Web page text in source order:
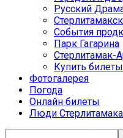
Русский
События
Парк Гагарина
Стерлитамак-
Купить
Фотогалерея
Погода
Онлайн билеты
Люди Стерлитамака